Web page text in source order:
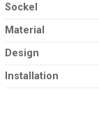
Sockel
Material
Design
Installation